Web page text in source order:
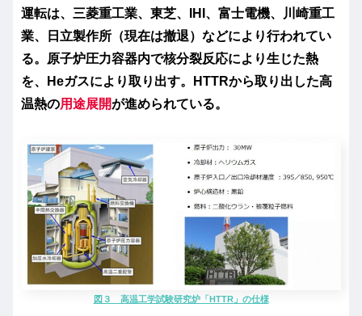
運転は、三菱重工業、東芝、IHI、富士電機、川崎重工
業、日立製作所（現在は撤退）などにより行われてい
る。原子炉圧力容器内で核分裂反応により生じた熱
を、Heガスにより取り出す。HTTRから取り出した高
温熱の用途展開が進められている。
図３ 高温工学試験研究炉「HTTR」の仕様